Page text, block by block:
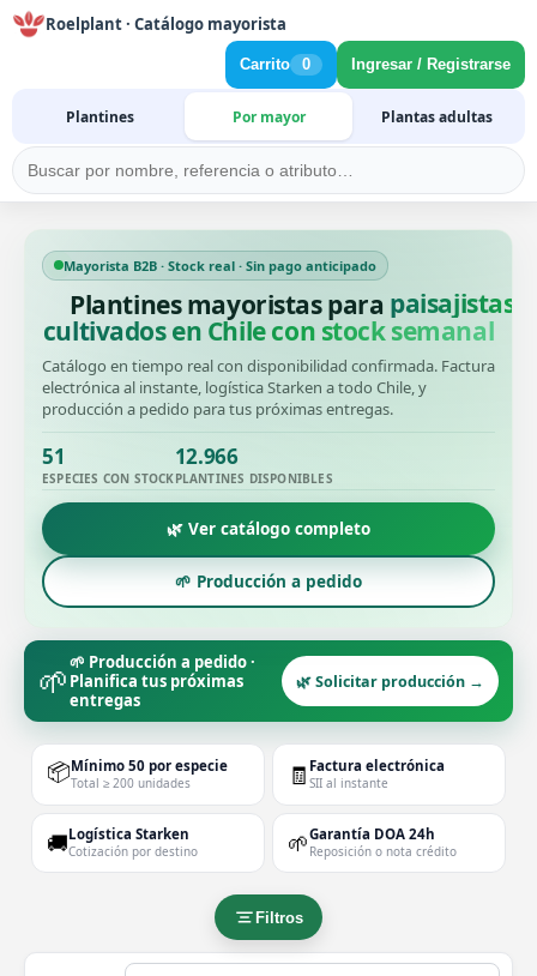
Roelplant · Catálogo mayorista
Plantines Por mayor Plantas adultas
Carrito 0 Ingresar / Registrarse
Mayorista B2B · Stock real · Sin pago anticipado
Plantines mayoristas para
cultivados en Chile con stock semanal
Catálogo en tiempo real con disponibilidad confirmada. Factura
electrónica al instante, logística Starken a todo Chile, y
producción a pedido para tus próximas entregas.
51
ESPECIES CON STOCK
12.966
PLANTINES DISPONIBLES
🌿 Ver catálogo completo
🌱 Producción a pedido
🌱🌱 Producción a pedido ·
Planifica tus próximas
entregas
🌿 Solicitar producción →
📦Mínimo 50 por especie
Total ≥ 200 unidades 🧾 Factura electrónica
SII al instante
🚚Logística Starken
Cotización por destino 🌱Garantía DOA 24h
Reposición o nota crédito
Filtros